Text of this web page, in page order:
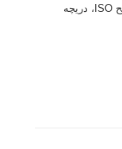
درک نوردهی – همراه با توضیح ISO، دریچه